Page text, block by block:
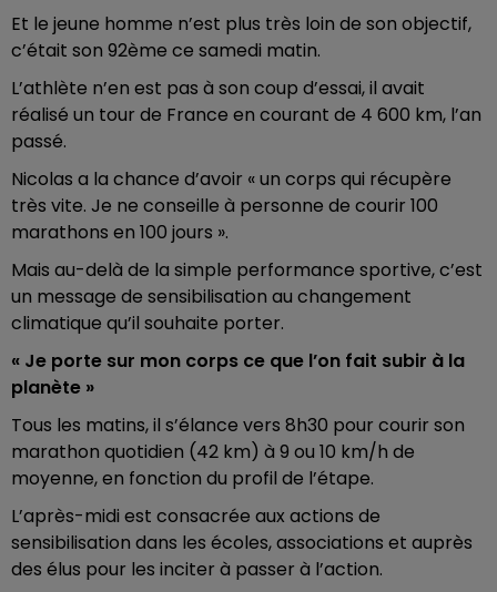
Et le jeune homme n’est plus très loin de son objectif,
c’était son 92ème ce samedi matin.
L’athlète n’en est pas à son coup d’essai, il avait
réalisé un tour de France en courant de 4 600 km, l’an
passé.
Nicolas a la chance d’avoir « un corps qui récupère
très vite. Je ne conseille à personne de courir 100
marathons en 100 jours ».
Mais au-delà de la simple performance sportive, c’est
un message de sensibilisation au changement
climatique qu’il souhaite porter.
« Je porte sur mon corps ce que l’on fait subir à la
planète »
Tous les matins, il s’élance vers 8h30 pour courir son
marathon quotidien (42 km) à 9 ou 10 km/h de
moyenne, en fonction du profil de l’étape.
L’après-midi est consacrée aux actions de
sensibilisation dans les écoles, associations et auprès
des élus pour les inciter à passer à l’action.